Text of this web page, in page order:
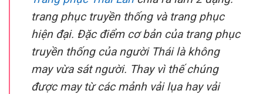
trang phục truyền thống và trang phục
hiện đại. Đặc điểm cơ bản của trang phục
truyền thống của người Thái là không
may vừa sát người. Thay vì thế chúng
được may từ các mảnh vải lụa hay vải